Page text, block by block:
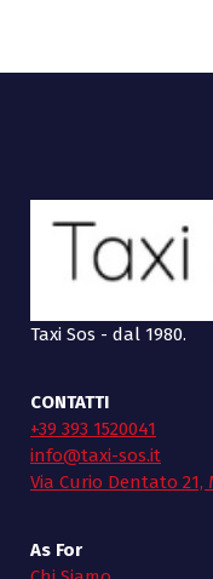
Taxi Sos - dal 1980.
CONTATTI
+39 393 1520041
info@taxi-sos.it
Via Curio Dentato 21,
As For